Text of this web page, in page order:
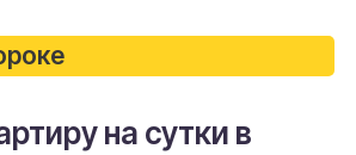
на сутки в